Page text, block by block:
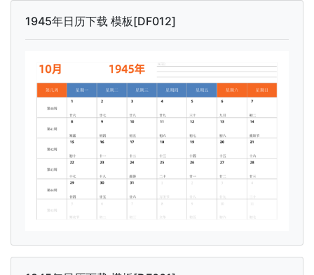
1945年日历下载 模板[DF012]